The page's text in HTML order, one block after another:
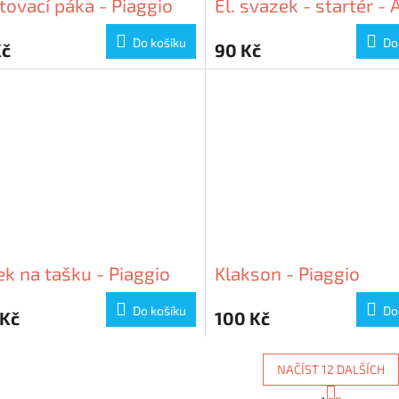
páka - Piaggio
Do košíku
El. svazek - startér -
90 Kč
na tašku - Piaggio
Do košíku
Klakson - Piaggio
100 Kč
NAČÍST 12 DALŠÍCH